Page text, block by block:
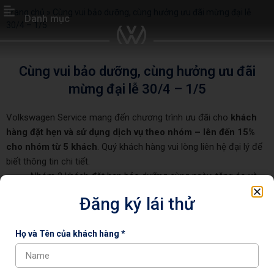
Danh mục
Trang chủ
30/4 – 1/5
Cùng vui bảo dưỡng, cùng hưởng ưu đãi
mừng đại lễ 30/4 – 1/5
Volkswagen Service mang đến chương trình ưu đãi cho khách
hàng đặt hẹn và sử dụng dịch vụ theo nhóm – lên đến 15%
cho nhóm từ 5 khách. Quý khách hàng vui lòng liên hệ đại lý để
biết thông tin chi tiết.
Nhóm 2 khách đặt hẹn bảo dưỡng cùng ngày: tặng áo và
Nhóm 3-4 khách đặt hẹn bảo dưỡng cùng ngày: giảm 10%
​Nhóm từ 5 khách đặt hẹn bảo dưỡng cùng ngày: giảm 15%
chi phí bảo dưỡng
Đăng ký lái thử
Họ và Tên của khách hàng *